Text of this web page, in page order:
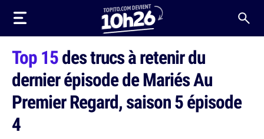
Top 15des trucs à retenir du
dernier épisode de Mariés Au
Premier Regard, saison 5 épisode
4